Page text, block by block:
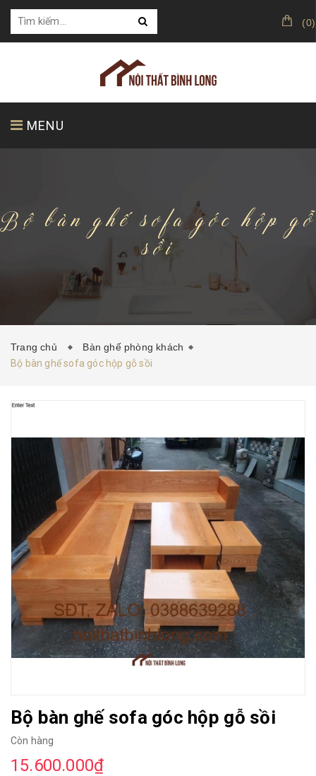
(0)
MENU
KHÁCH HÀNG CỦA CHÚNG TÔI
HƯỚNG DẪN MUA HÀNG
Bộ bàn ghế sofa góc hộp gỗ
sồi
Trang chủ
Bàn ghế phòng khách
Bộ bàn ghế sofa góc hộp gỗ sồi
Bộ bàn ghế sofa góc hộp gỗ sồi
Còn hàng
15.600.000₫